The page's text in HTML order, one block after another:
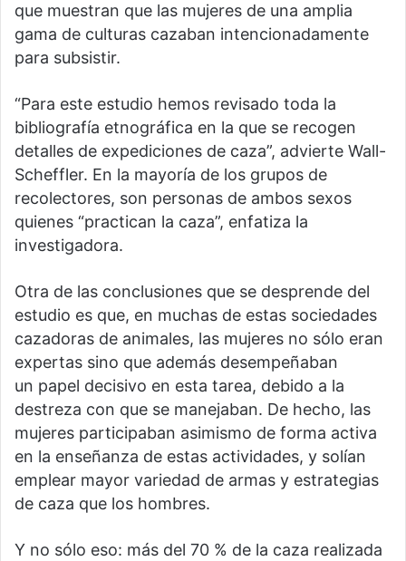
que muestran que las mujeres de una amplia
gama de culturas cazaban intencionadamente
para subsistir.
“Para este estudio hemos revisado toda la
bibliografía etnográfica en la que se recogen
detalles de expediciones de caza”, advierte Wall-
Scheffler. En la mayoría de los grupos de
recolectores, son personas de ambos sexos
quienes “practican la caza”, enfatiza la
investigadora.
Otra de las conclusiones que se desprende del
estudio es que, en muchas de estas sociedades
cazadoras de animales, las mujeres no sólo eran
expertas sino que además desempeñaban
un papel decisivo en esta tarea, debido a la
destreza con que se manejaban. De hecho, las
mujeres participaban asimismo de forma activa
en la enseñanza de estas actividades, y solían
emplear mayor variedad de armas y estrategias
de caza que los hombres.
Y no sólo eso: más del 70 % de la caza realizada